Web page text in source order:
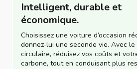
Intelligent, durable et
économique.
Choisissez une voiture d’occasion
donnez-lui une seconde vie. Avec le
circulaire, réduisez vos coûts et
carbone, tout en conduisant plus